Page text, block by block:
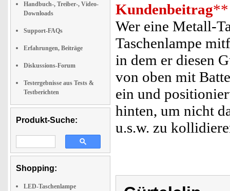
Handbuch-, Treiber-, Video-
Downloads
Support-FAQs
Erfahrungen, Beiträge
Diskussions-Forum
Testergebnisse aus Tests &
Testberichten
Produkt-Suche:
Shopping:
LED-Taschenlampe
Kundenbeitrag**
Wer eine Metall-
Taschenlampe
in dem er diesen
von oben mit
ein und
hinten, um nicht
u.s.w. zu